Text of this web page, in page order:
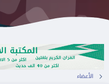
الأعضاء